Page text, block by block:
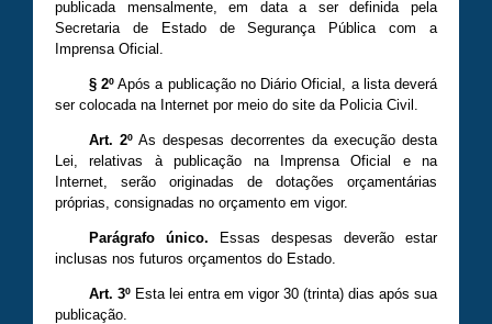
publicada mensalmente, em data a ser definida pela
Secretaria de Estado de Segurança Pública com a
Imprensa Oficial.
§ 2ºApós a publicação no Diário Oficial, a lista deverá
ser colocada na Internet por meio do site da Policia Civil.
Art. 2ºAs despesas decorrentes da execução desta
Lei, relativas à publicação na Imprensa Oficial e na
Internet, serão originadas de dotações orçamentárias
próprias, consignadas no orçamento em vigor.
Parágrafo único. Essas despesas deverão estar
inclusas nos futuros orçamentos do Estado.
Art. 3ºEsta lei entra em vigor 30 (trinta) dias após sua
publicação.